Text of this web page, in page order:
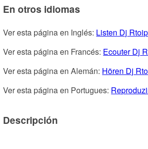
En otros idiomas
Ver esta página en Inglés: Listen Dj
Ver esta página en Francés: Ecouter Dj
Ver esta página en Alemán: Hören Dj
Ver esta página en Portugues:
Descripción